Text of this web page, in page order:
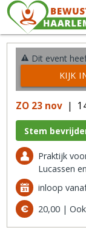
Dit event
KIJK
ZO 23 nov |
Stem
Praktijk
Lucassen
inloop
20,00 |